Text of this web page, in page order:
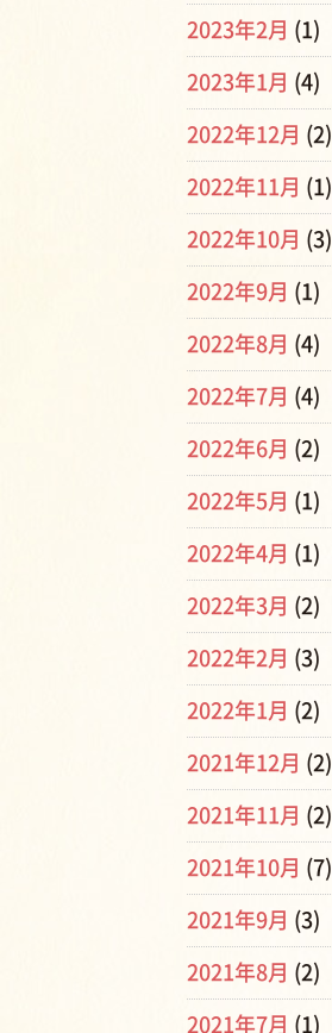
2023年2月 (1)
2023年1月 (4)
2022年12月 (2)
2022年11月 (1)
2022年10月 (3)
2022年9月 (1)
2022年8月 (4)
2022年7月 (4)
2022年6月 (2)
2022年5月 (1)
2022年4月 (1)
2022年3月 (2)
2022年2月 (3)
2022年1月 (2)
2021年12月 (2)
2021年11月 (2)
2021年10月 (7)
2021年9月 (3)
2021年8月 (2)
2021年7月 (1)